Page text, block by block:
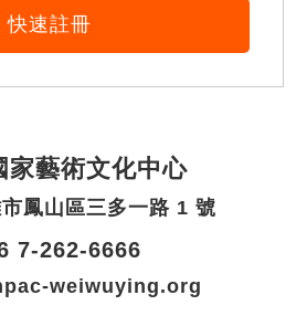
快速註冊
家藝術文化中心
鳳山區三多一路 1 號
7-262-6666
weiwuying.org